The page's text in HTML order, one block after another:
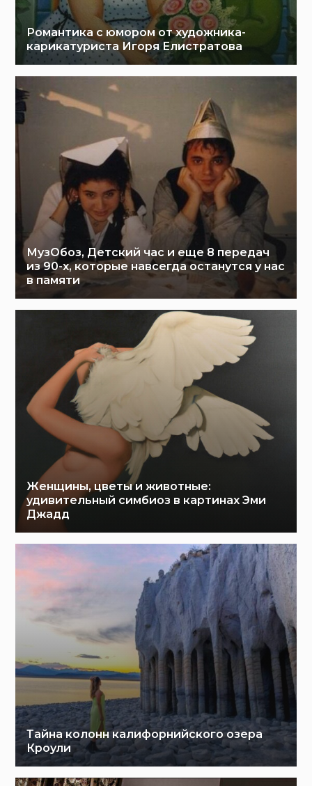
Романтика с юмором от художника-
карикатуриста Игоря Елистратова
МузОбоз, Детский час и еще 8 передач
из 90-х, которые навсегда останутся у нас
в памяти
Женщины, цветы и животные:
удивительный симбиоз в картинах Эми
Джадд
Тайна колонн калифорнийского озера
Кроули